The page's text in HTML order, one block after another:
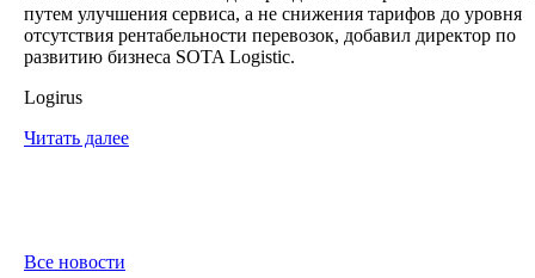
путем улучшения сервиса, а не снижения тарифов до уровня
отсутствия рентабельности перевозок, добавил директор по
развитию бизнеса SOTA Logistic.
Logirus
Читать далее
Все новости